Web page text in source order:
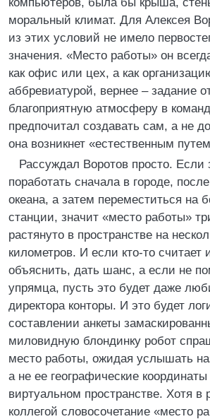
моральный климат. Для Алексея
из этих условий не имело
значения. «Место работы» он
как офис или цех, а как
аббревиатурой, вернее – задание
благоприятную атмосферу в
предпочитал создавать сам, а не
она возникнет «естественным
Рассуждал Воротов просто. Если
поработать сначала в городе,
океана, а затем переместиться на
станции, значит «место работы»
растянуто в пространстве на
километров. И если кто-то считает
объяснить, дать шанс, а если не
упрямца, пусть это будет даже
директора конторы. И это будет
составлении анкеты
миловидную блондинку робот
место работы, ожидая услышать
а не ее географические
виртуальном пространстве. Хотя в
коллегой словосочетание «место